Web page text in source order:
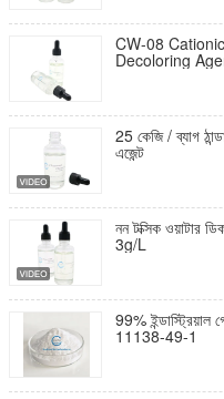
CW-08
Decoloring
25 কেজি / ব্যাগ
এজেন্ট
নন টক্সিক ওয়াটার
3g/L
99% ইন্ডাস্ট্রিয়াল
11138-49-1